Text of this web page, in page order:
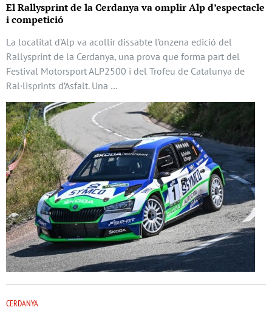
El Rallysprint de la Cerdanya va omplir Alp d’espectacle
i competició
La localitat d’Alp va acollir dissabte l’onzena edició del
Rallysprint de la Cerdanya, una prova que forma part del
Festival Motorsport ALP2500 i del Trofeu de Catalunya de
Ral·lisprints d’Asfalt. Una …
CERDANYA